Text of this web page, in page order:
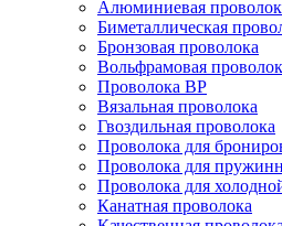
Алюминиевая
Биметаллическая
Бронзовая проволока
Вольфрамовая
Проволока ВР
Вязальная проволока
Гвоздильная проволока
Проволока для
Проволока для
Проволока для
Канатная проволока